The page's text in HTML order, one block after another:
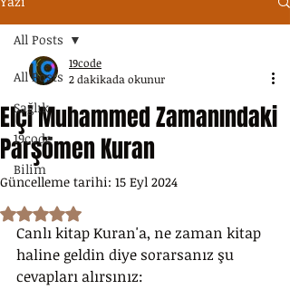
All Posts
Sağlık
19code
Bilim
All Posts
Elçi Muhammed Zamanındaki
Parşömen Kuran
19code
2 dakikada okunur
Güncelleme tarihi: 15 Eyl 2024
5 üzerinden NaN yıldız
Canlı kitap Kuran'a, ne zaman kitap
haline geldin diye sorarsanız şu
cevapları alırsınız: